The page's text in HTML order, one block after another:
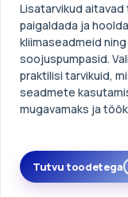
Lisatarvikud aitavad
paigaldada ja
kliimaseadmeid ning
soojuspumpasid.
praktilisi tarvikuid,
seadmete
mugavamaks ja
Tutvu toodetega